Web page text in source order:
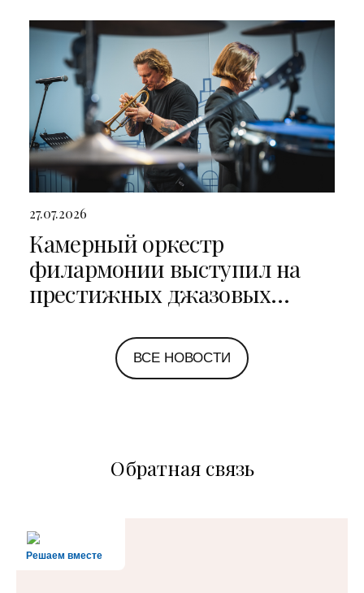
27.07.2026
Камерный оркестр
филармонии выступил на
престижных джазовых
Петербурге и Ярославле
ВСЕ НОВОСТИ
Обратная связь
Решаем вместе